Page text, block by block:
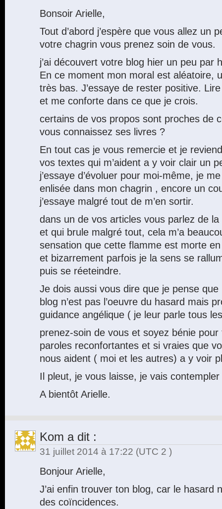
Bonsoir Arielle,
Tout d’abord j’espère que vous allez un
votre chagrin vous prenez soin de vous.
j’ai découvert votre blog hier un peu par
En ce moment mon moral est aléatoire,
très bas. J’essaye de rester positive.
et me conforte dans ce que je crois.
certains de vos propos sont proches de
vous connaissez ses livres ?
En tout cas je vous remercie et je
vos textes qui m’aident a y voir clair un
j’essaye d’évoluer pour moi-même, je
enlisée dans mon chagrin , encore un
j’essaye malgré tout de m’en sortir.
dans un de vos articles vous parlez de la
et qui brule malgré tout, cela m’a
sensation que cette flamme est morte
et bizarrement parfois je la sens se
puis se réeteindre.
Je dois aussi vous dire que je pense
blog n’est pas l’oeuvre du hasard mais
guidance angélique ( je leur parle tous
prenez-soin de vous et soyez bénie
paroles reconfortantes et si vraies que
nous aident ( moi et les autres) a y voir
Il pleut, je vous laisse, je vais contempler
A bientôt Arielle.
Kom a dit :
31 juillet 2014 à 17:22 (UTC 2 )
Bonjour Arielle,
J’ai enfin trouver ton blog, car le hasard
des coïncidences.